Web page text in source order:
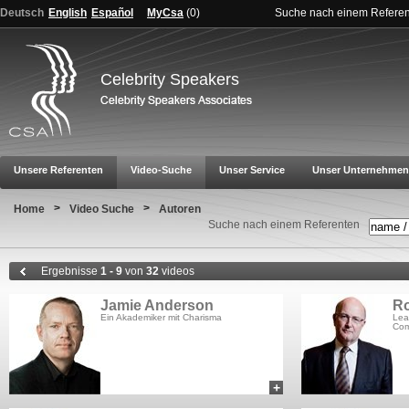
Deutsch English Español MyCsa (0) Suche nach einem
Celebrity Speakers
Unsere Referenten Video-Suche Unser Service Unser Unternehmen
Home > Video Suche >
Autoren
Suche nach einem Referenten
Ergebnisse 1 - 9 von 32 videos
Jamie Anderson
Ein Akademiker mit Charisma
+ add to myCSA